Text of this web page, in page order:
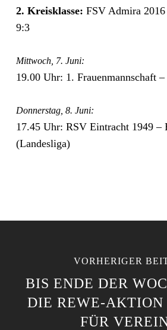
2. Kreisklasse: FSV Admira
9:3
Mittwoch, 7. Juni:
19.00 Uhr: 1. Frauenmannschaft
Donnerstag, 8. Juni:
17.45 Uhr: RSV Eintracht 1949 –
(Landesliga)
VORHERIGER
BIS ENDE DER
DIE REWE-AKTION
FÜR